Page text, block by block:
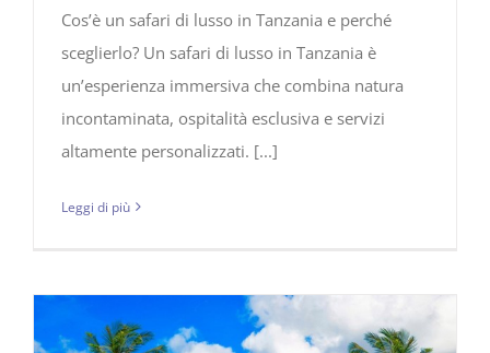
Cos’è un safari di lusso in Tanzania e perché
sceglierlo? Un safari di lusso in Tanzania è
un’esperienza immersiva che combina natura
incontaminata, ospitalità esclusiva e servizi
altamente personalizzati. [...]
Leggi di più